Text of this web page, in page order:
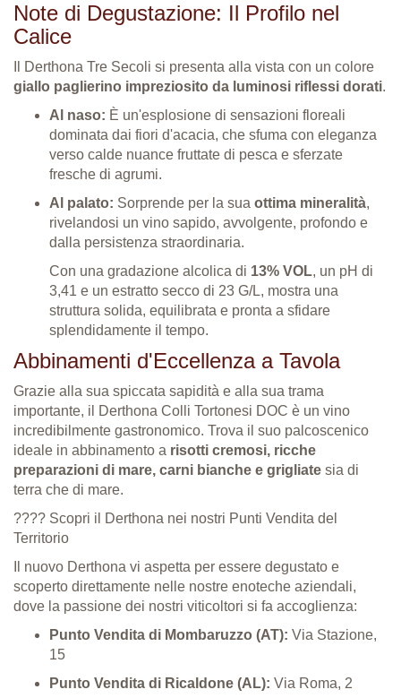
Note di Degustazione: Il Profilo nel
Calice
Il Derthona Tre Secoli si presenta alla vista con un colore
giallo paglierino impreziosito da luminosi riflessi dorati.
Al naso: È un'esplosione di sensazioni floreali
dominata dai fiori d'acacia, che sfuma con eleganza
verso calde nuance fruttate di pesca e sferzate
fresche di agrumi.
Al palato: Sorprende per la sua ottima mineralità,
rivelandosi un vino sapido, avvolgente, profondo e
dalla persistenza straordinaria.
Con una gradazione alcolica di 13% VOL, un pH di
3,41 e un estratto secco di 23 G/L, mostra una
struttura solida, equilibrata e pronta a sfidare
splendidamente il tempo.
Abbinamenti d'Eccellenza a Tavola
Grazie alla sua spiccata sapidità e alla sua trama
importante, il Derthona Colli Tortonesi DOC è un vino
incredibilmente gastronomico. Trova il suo palcoscenico
ideale in abbinamento a risotti cremosi, ricche
preparazioni di mare, carni bianche e grigliate sia di
terra che di mare.
???? Scopri il Derthona nei nostri Punti Vendita del
Territorio
Il nuovo Derthona vi aspetta per essere degustato e
scoperto direttamente nelle nostre enoteche aziendali,
dove la passione dei nostri viticoltori si fa accoglienza:
Punto Vendita di Mombaruzzo (AT): Via Stazione,
15
Punto Vendita di Ricaldone (AL): Via Roma, 2